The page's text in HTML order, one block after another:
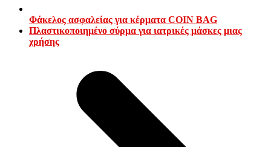
Φάκελος ασφαλείας για κέρματα COIN BAG
next
post:
Πλαστικοποιημένο σύρμα για ιατρικές μάσκες μιας
χρήσης